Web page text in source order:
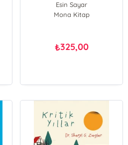
Esin Sayar
Mona Kitap
₺325,00